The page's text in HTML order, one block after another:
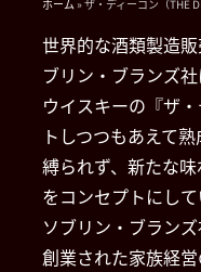
ホーム »ザ・ディーコン（THE
世界的な酒類製造
ブリン・ブランズ
ウイスキーの『ザ
トしつつもあえて
縛られず、新たな
をコンセプトにして
ソブリン・ブラン
創業された家族経